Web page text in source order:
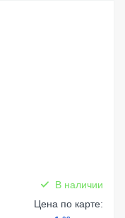
В наличии
Цена по карте: